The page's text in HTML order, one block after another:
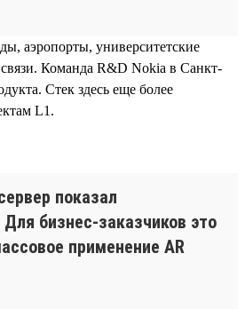
аэропорты, университетские
Команда R&D Nokia в Санкт-
Стек здесь еще более
L1.
показал
бизнес-заказчиков это
применение AR